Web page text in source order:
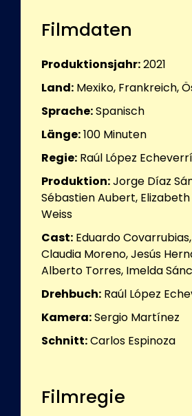
Filmdaten
Produktionsjahr:2021
Land: Mexiko, Frankreich,
Sprache:Spanisch
Länge:100 Minuten
Regie: Raúl López
Produktion:Jorge Díaz
Sébastien Aubert,
Weiss
Cast: Eduardo
Claudia Moreno, Jesús
Alberto Torres, Imelda
Drehbuch: Raúl López
Kamera:Sergio Martínez
Schnitt:Carlos Espinoza
Filmregie